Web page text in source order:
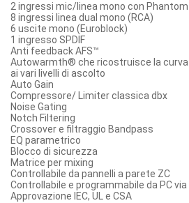
2 ingressi mic/linea mono con
8 ingressi linea dual mono (RCA)
6 uscite mono (Euroblock)
1 ingresso SPDIF
Anti feedback AFS™
Autowarmth® che ricostruisce la
ai vari livelli di ascolto
Auto Gain
Compressore/ Limiter classica dbx
Noise Gating
Notch Filtering
Crossover e filtraggio Bandpass
EQ parametrico
Blocco di sicurezza
Matrice per mixing
Controllabile da pannelli a parete ZC
Controllabile e programmabile da PC via
Approvazione IEC, UL e CSA